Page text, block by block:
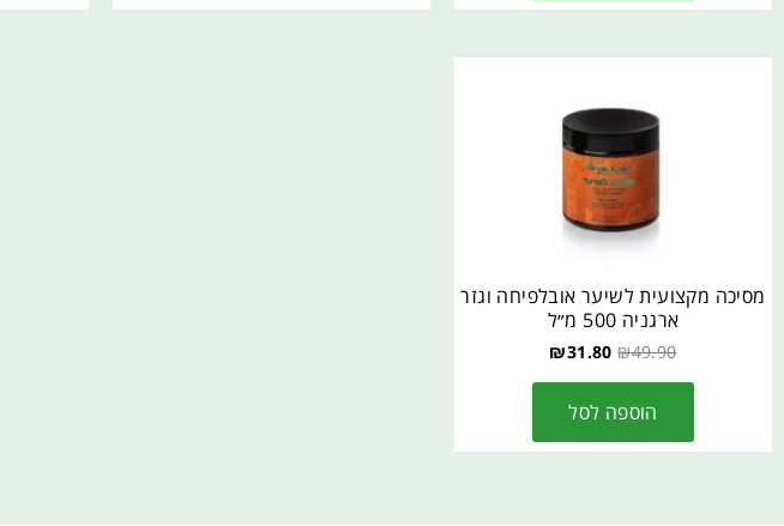
מסיכה מקצועית לשיער אובלפיחה וגזר
ארגניה 500 מ״ל
₪49.90
₪31.80
הוספה לסל